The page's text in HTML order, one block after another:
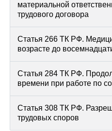
материальной
трудового договора
Статья 266 ТК РФ.
возрасте до
Статья 284 ТК РФ.
времени при работе по
Статья 308 ТК РФ.
трудовых споров